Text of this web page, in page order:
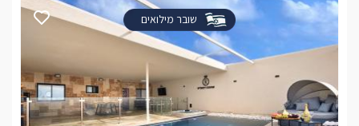
שובר מילואים